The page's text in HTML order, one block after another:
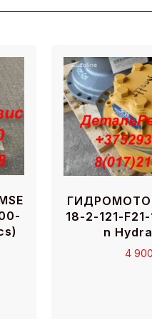
18-2-121-
n
4 900